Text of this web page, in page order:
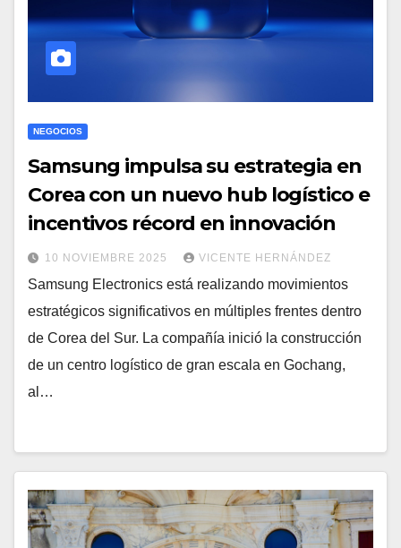
NEGOCIOS
Samsung impulsa su estrategia en
Corea con un nuevo hub logístico e
incentivos récord en innovación
10 NOVIEMBRE 2025 VICENTE HERNÁNDEZ
Samsung Electronics está realizando movimientos
estratégicos significativos en múltiples frentes dentro
de Corea del Sur. La compañía inició la construcción
de un centro logístico de gran escala en Gochang,
al…